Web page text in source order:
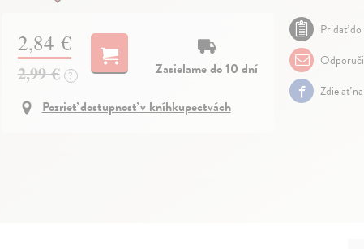
2,84 €
2,99 € ?
Zasielame do 10 dní
Pozrieť dostupnosť v kníhkupectvách
Pridať
Zdielať